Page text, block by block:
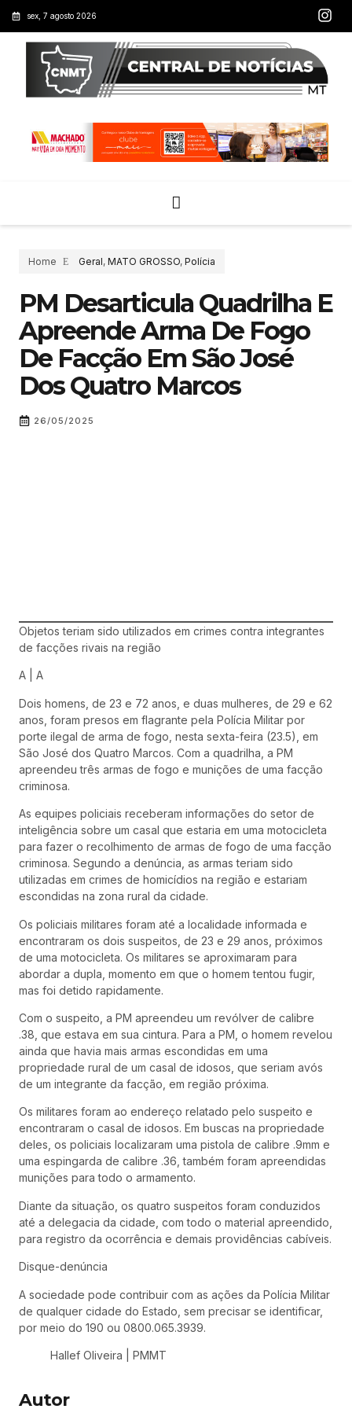
sex, 7 agosto 2026
Home Geral, MATO GROSSO, Polícia
PM Desarticula Quadrilha E
Apreende Arma De Fogo
De Facção Em São José
Dos Quatro Marcos
26/05/2025
Objetos teriam sido utilizados em crimes contra integrantes
de facções rivais na região
A A
Dois homens, de 23 e 72 anos, e duas mulheres, de 29 e 62
anos, foram presos em flagrante pela Polícia Militar por
porte ilegal de arma de fogo, nesta sexta-feira (23.5), em
São José dos Quatro Marcos. Com a quadrilha, a PM
apreendeu três armas de fogo e munições de uma facção
criminosa.
As equipes policiais receberam informações do setor de
inteligência sobre um casal que estaria em uma motocicleta
para fazer o recolhimento de armas de fogo de uma facção
criminosa. Segundo a denúncia, as armas teriam sido
utilizadas em crimes de homicídios na região e estariam
escondidas na zona rural da cidade.
Os policiais militares foram até a localidade informada e
encontraram os dois suspeitos, de 23 e 29 anos, próximos
de uma motocicleta. Os militares se aproximaram para
abordar a dupla, momento em que o homem tentou fugir,
mas foi detido rapidamente.
Com o suspeito, a PM apreendeu um revólver de calibre
.38, que estava em sua cintura. Para a PM, o homem revelou
ainda que havia mais armas escondidas em uma
propriedade rural de um casal de idosos, que seriam avós
de um integrante da facção, em região próxima.
Os militares foram ao endereço relatado pelo suspeito e
encontraram o casal de idosos. Em buscas na propriedade
deles, os policiais localizaram uma pistola de calibre .9mm e
uma espingarda de calibre .36, também foram apreendidas
munições para todo o armamento.
Diante da situação, os quatro suspeitos foram conduzidos
até a delegacia da cidade, com todo o material apreendido,
para registro da ocorrência e demais providências cabíveis.
Disque-denúncia
A sociedade pode contribuir com as ações da Polícia Militar
de qualquer cidade do Estado, sem precisar se identificar,
por meio do 190 ou 0800.065.3939.
Hallef Oliveira | PMMT
Autor